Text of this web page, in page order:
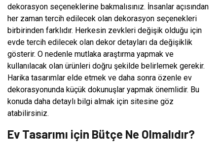
dekorasyon seçeneklerine bakmalısınız. İnsanlar açısından
her zaman tercih edilecek olan dekorasyon seçenekleri
birbirinden farklıdır. Herkesin zevkleri değişik olduğu için
evde tercih edilecek olan dekor detayları da değişiklik
gösterir. O nedenle mutlaka araştırma yapmak ve
kullanılacak olan ürünleri doğru şekilde belirlemek gerekir.
Harika tasarımlar elde etmek ve daha sonra özenle ev
dekorasyonunda küçük dokunuşlar yapmak önemlidir. Bu
konuda daha detaylı bilgi almak için sitesine göz
atabilirsiniz.
Ev Tasarımı için Bütçe Ne Olmalıdır?